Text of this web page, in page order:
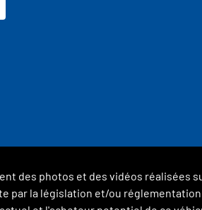
des photos et des vidéos réalisées
par la législation et/ou